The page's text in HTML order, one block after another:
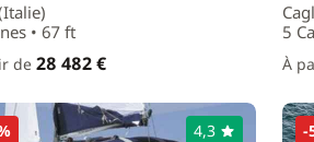
• 67 ft
de 28 482 €
5
À
4,3 -